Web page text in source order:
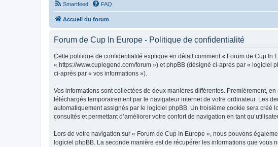
Smartfeed FAQ
Accueil du forum
Forum de Cup In Europe - Politique de confidentialité
Cette politique de confidentialité explique en détail comment « Forum de Cup
« https://www.cuplegend.com/forum ») et phpBB (désigné ci-après par « logiciel
ci-après par « vos informations »).
Vos informations sont collectées de deux manières différentes. Premièrement,
téléchargés temporairement par le navigateur internet de votre ordinateur. Les
automatiquement assignés par le logiciel phpBB. Un troisième cookie sera créé
consultés et permettant d’améliorer votre confort de navigation en tant
Lors de votre navigation sur « Forum de Cup In Europe », nous pouvons
logiciel phpBB. La seconde manière est de récupérer les informations que